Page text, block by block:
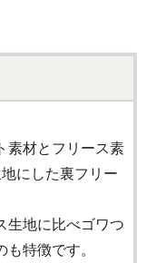
素材とフリース素
にした裏フリー
生地に比べゴワつ
特徴です。